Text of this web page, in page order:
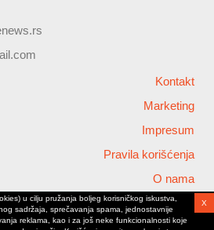
Kontakt
Marketing
Impresum
Pravila korišćenja
O nama
© 2026 Vranjenews
All rights reserved
u cilju pružanja boljeg korisničkog iskustva,
sadržaja, sprečavanja spama, jednostavnije
reklama, kao i za još neke funkcionalnosti koje
X